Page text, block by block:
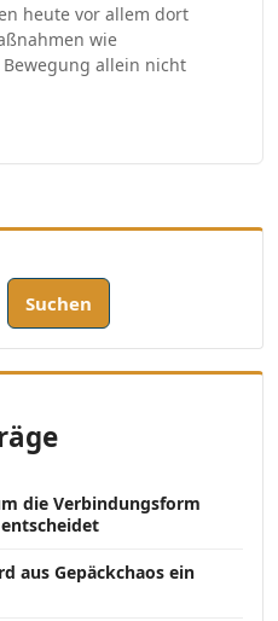
heute vor allem dort
wie
allein nicht
Suchen
die Verbindungsform
aus Gepäckchaos ein